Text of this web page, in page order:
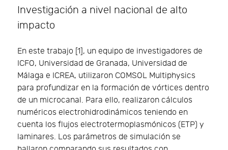
Investigación a nivel nacional de alto
impacto
En este trabajo [1], un equipo de investigadores de
ICFO, Universidad de Granada, Universidad de
Málaga e ICREA, utilizaron COMSOL Multiphysics
para profundizar en la formación de vórtices dentro
de un microcanal. Para ello, realizaron cálculos
numéricos electrohidrodinámicos teniendo en
cuenta los flujos electrotermoplasmónicos (ETP) y
laminares. Los parámetros de simulación se